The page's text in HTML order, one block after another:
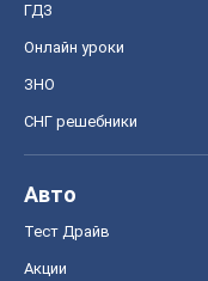
ГДЗ
Онлайн уроки
ЗНО
СНГ решебники
Авто
Тест Драйв
Акции